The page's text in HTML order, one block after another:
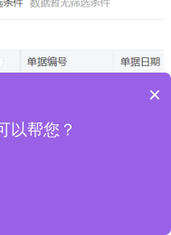
×
以帮您？